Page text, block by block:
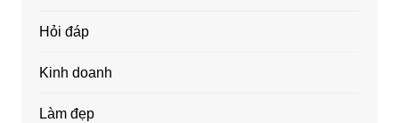
Hỏi đáp
Kinh doanh
Làm đẹp